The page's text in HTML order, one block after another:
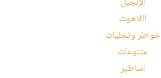
اللاهوت
خواطر وتجليات
متنوعات
اساطير